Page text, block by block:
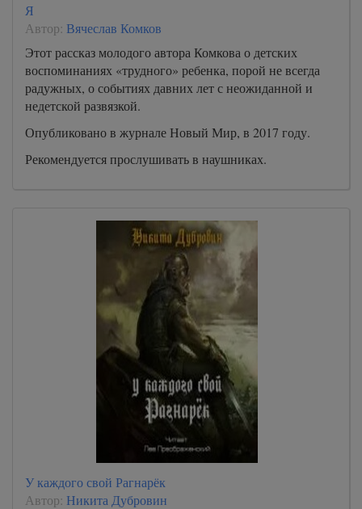
Я
Автор: Вячеслав Комков
Этот рассказ молодого автора Комкова о детских
воспоминаниях «трудного» ребенка, порой не всегда
радужных, о событиях давних лет с неожиданной и
недетской развязкой.
Опубликовано в журнале Новый Мир, в 2017 году.
Рекомендуется прослушивать в наушниках.
У каждого свой Рагнарёк
Автор: Никита Дубровин